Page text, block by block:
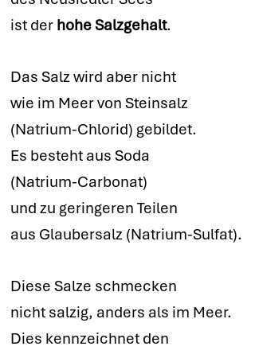
ist der hohe Salzgehalt.
Das Salz wird aber nicht
wie im Meer von Steinsalz
(Natrium-Chlorid) gebildet.
Es besteht aus Soda
(Natrium-Carbonat)
und zu geringeren Teilen
aus Glaubersalz (Natrium-Sulfat).
Diese Salze schmecken
nicht salzig, anders als im Meer.
Dies kennzeichnet den